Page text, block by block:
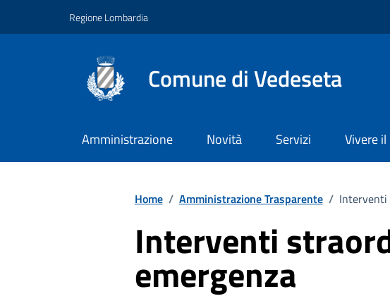
Regione Lombardia
Comune di Vedeseta
Amministrazione Novità Servizi Vivere
Home / Amministrazione Trasparente / Interventi
Interventi
emergenza